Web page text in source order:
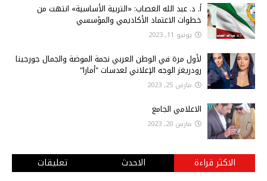
أ‌. د. عبد الله الغصاب: «التربية الأساسية» انتهت من
خطوات الاعتماد الأكاديمي والمؤسسي
يونيو 11, 2023
لأول مرة في الوطن العربي نجمة الموضة والجمال جورجينا
رودريغز الوجه الإعلاني لعدسات "أمارا"
مارس 25, 2023
الاعلامي الجامع
مارس 20, 2023
الاكثر قراءة الاحدث تعليقات